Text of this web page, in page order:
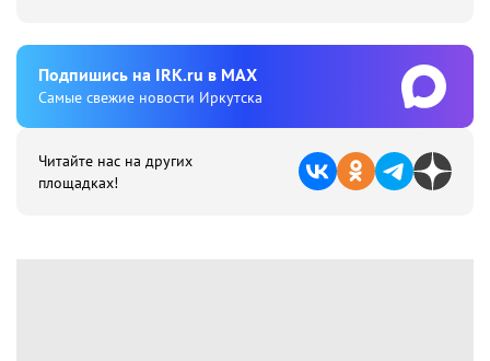
Подпишиcь на IRK.ru в MAX
Cамые свежие новости Иркутска
Читайте нас на других
площадках!